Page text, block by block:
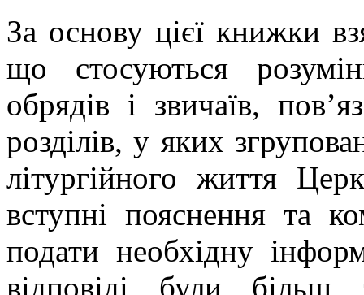
За основу цієї книжки
що стосуються
обрядів і звичаїв,
розділів, у яких
літургійного життя
вступні пояснення та
подати необхідну
відповіді були більш